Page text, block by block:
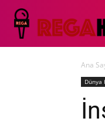
Ana
Dünya